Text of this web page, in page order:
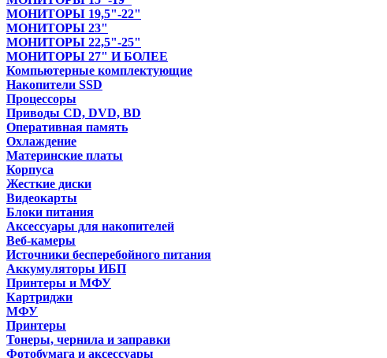
МОНИТОРЫ 19,5"-22"
МОНИТОРЫ 23"
МОНИТОРЫ 22,5"-25"
МОНИТОРЫ 27" И БОЛЕЕ
Компьютерные комплектующие
Накопители SSD
Процессоры
Приводы CD, DVD, BD
Оперативная память
Охлаждение
Материнские платы
Корпуса
Жесткие диски
Видеокарты
Блоки питания
Аксессуары для накопителей
Веб-камеры
Источники бесперебойного питания
Аккумуляторы ИБП
Принтеры и МФУ
Картриджи
МФУ
Принтеры
Тонеры, чернила и заправки
Фотобумага и аксессуары